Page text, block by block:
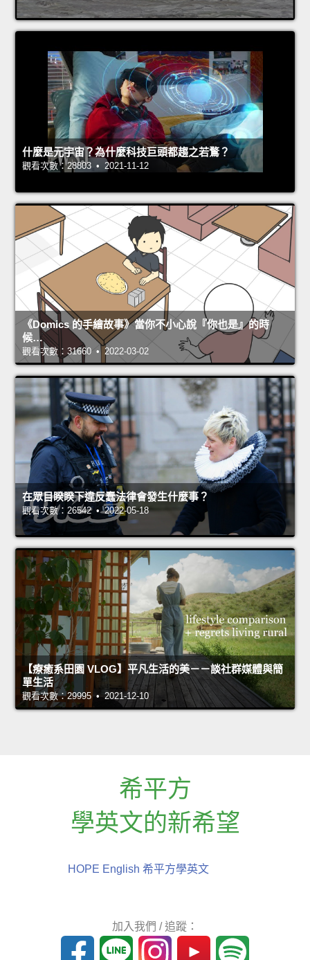
什麼是元宇宙？為什麼科技巨頭都趨之若鶩？
觀看次數：28803 • 2021-11-12
《Domics 的手繪故事》當你不小心說『你也是』的時
候…
觀看次數：31660 • 2022-03-02
在眾目睽睽下違反蠢法律會發生什麼事？
觀看次數：26542 • 2022-05-18
【療癒系田園 VLOG】平凡生活的美－－談社群媒體與簡
單生活
觀看次數：29995 • 2021-12-10
希平方
學英文的新希望
HOPE English 希平方學英文
加入我們 / 追蹤：